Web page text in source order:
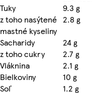
Tuky
9.3 g
z toho nasýtené
mastné kyseliny
2.8 g
Sacharidy
24 g
z toho cukry
2.7 g
Vláknina
2.1 g
Bielkoviny
10 g
Soľ
1.2 g